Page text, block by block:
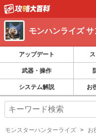
モンハンライズ サ
アップデート
武器・操作
システム解説 お
モンスターハンターライズ お